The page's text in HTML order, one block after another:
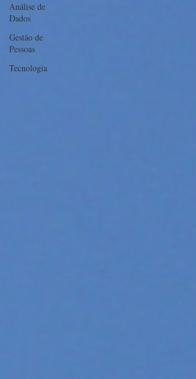
Análise de
Dados
Gestão de
Pessoas
Tecnologia